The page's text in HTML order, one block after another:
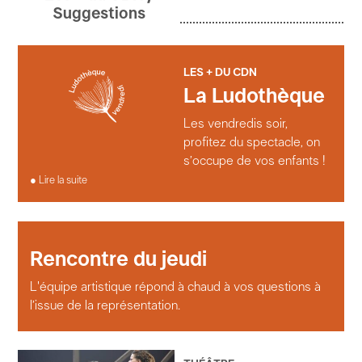
paroleaussi charnelle que précise, une tranche de vie
et celle qui l’écrit. » Sceneweb
Suggestions
LES + DU CDN
La Ludothèque
Les vendredis soir,
profitez du spectacle, on
s’occupe de vos enfants !
Lire la suite
Rencontre du jeudi
L'équipe artistique répond à chaud à vos questions à
l’issue de la représentation.